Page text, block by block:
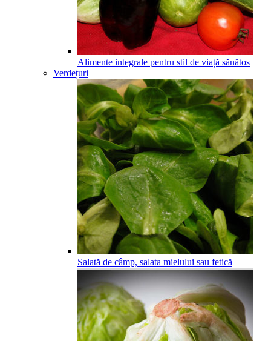
Alimente integrale pentru stil de viață sănătos
Verdețuri
Salată de câmp, salata mielului sau fetică